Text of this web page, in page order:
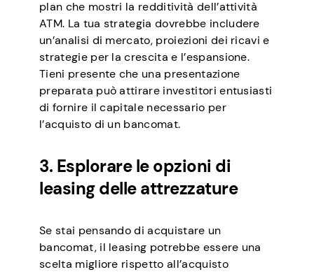
plan che mostri la redditività dell’attività
ATM. La tua strategia dovrebbe includere
un’analisi di mercato, proiezioni dei ricavi e
strategie per la crescita e l’espansione.
Tieni presente che una presentazione
preparata può attirare investitori entusiasti
di fornire il capitale necessario per
l’acquisto di un bancomat.
3. Esplorare le opzioni di
leasing delle attrezzature
Se stai pensando di acquistare un
bancomat, il leasing potrebbe essere una
scelta migliore rispetto all’acquisto